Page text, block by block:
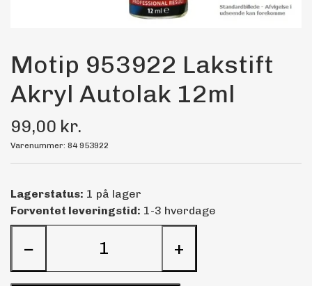
Olie
Kemi
Dæk & Fælge
Motip 953922 Lakstift
Akryl Autolak 12ml
99,00 kr.
Varenummer: 84 953922
Lagerstatus: 1 på lager
Forventet leveringstid: 1-3 hverdage
− +